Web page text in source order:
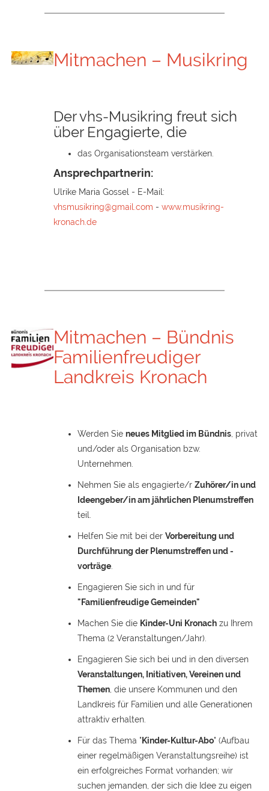
Mitmachen – Musikring
Der vhs-Musikring freut sich
über Engagierte, die
das Organisationsteam verstärken.
Ansprechpartnerin:
Ulrike Maria Gossel - E-Mail:
vhsmusikring@gmail.com - www.musikring-
kronach.de
Mitmachen – Bündnis
Familienfreudiger
Landkreis Kronach
Werden Sie neues Mitglied im Bündnis, privat
und/oder als Organisation bzw.
Unternehmen.
Nehmen Sie als engagierte/r Zuhörer/in und
Ideengeber/in am jährlichen Plenumstreffen
teil.
Helfen Sie mit bei der Vorbereitung und
Durchführung der Plenumstreffen und -
vorträge.
Engagieren Sie sich in und für
"Familienfreudige Gemeinden"
Machen Sie die Kinder-Uni Kronachzu Ihrem
Thema (2 Veranstaltungen/Jahr).
Engagieren Sie sich bei und in den diversen
Veranstaltungen, Initiativen, Vereinen und
Themen, die unsere Kommunen und den
Landkreis für Familien und alle Generationen
attraktiv erhalten.
Für das Thema "Kinder-Kultur-Abo" (Aufbau
einer regelmäßigen Veranstaltungsreihe) ist
ein erfolgreiches Format vorhanden; wir
suchen jemanden, der sich die Idee zu eigen